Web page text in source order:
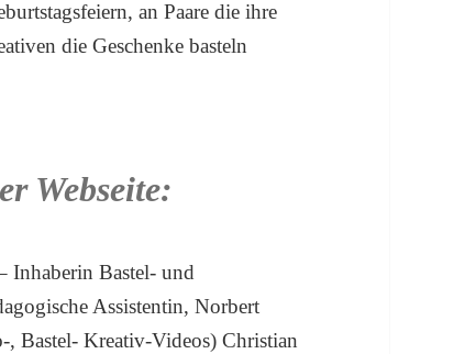
an Paare die ihre
die Geschenke basteln
Webseite:
Inhaberin Bastel- und
Assistentin, Norbert
, Bastel- Kreativ-Videos) Christian